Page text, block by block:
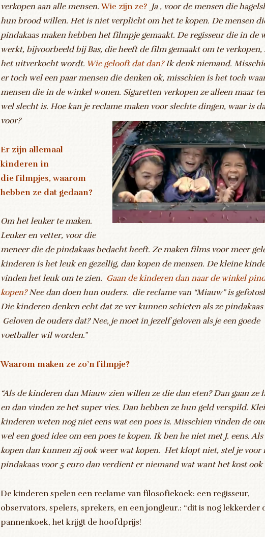
verkopen aan alle mensen.Wie zijn ze? Ja , voor de mensen die
hun brood willen. Het is niet verplicht om het te kopen. De mensen
pindakaas maken hebben het filmpje gemaakt. De regisseur die in de
werkt, bijvoorbeeld bij Bas, die heeft de film gemaakt om te verkopen,
het uitverkocht wordt. Wie gelooft dat dan?Ik denk niemand.
er toch wel een paar mensen die denken ok, misschien is het toch
mensen die in de winkel wonen. Sigaretten verkopen ze alleen maar
wel slecht is. Hoe kan je reclame maken voor slechte dingen, waar is
voor?
Er zijn allemaal
kinderen in
die filmpjes, waarom
hebben ze dat gedaan?
Om het leuker te maken.
Leuker en vetter, voor die
meneer die de pindakaas bedacht heeft. Ze maken films voor meer
kinderen is het leuk en gezellig, dan kopen de mensen. De kleine
vinden het leuk om te zien. Gaan de kinderen dan naar de winkel
kopen?Nee dan doen hun ouders. die reclame van “Miauw” is
Die kinderen denken echt dat ze ver kunnen schieten als ze pindakaas
Geloven de ouders dat? Nee, je moet in jezelf geloven als je een goede
voetballer wil worden.”
Waarom maken ze zo’n filmpje?
“Als de kinderen dan Miauw zien willen ze die dan eten? Dan gaan ze
en dan vinden ze het super vies. Dan hebben ze hun geld verspild.
kinderen weten nog niet eens wat een poes is. Misschien vinden de
wel een goed idee om een poes te kopen. Ik ben he niet met J. eens.
kopen dan kunnen zij ook weer wat kopen. Het klopt niet, stel je voor
pindakaas voor 5 euro dan verdient er niemand wat want het kost ook
De kinderen spelen een reclame van filosofiekoek: een regisseur,
observators, spelers, sprekers, en een jongleur.: “dit is nog lekkerder
pannenkoek, het krijgt de hoofdprijs!